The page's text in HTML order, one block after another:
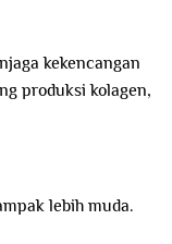
kekencangan
produksi kolagen,
lebih muda.